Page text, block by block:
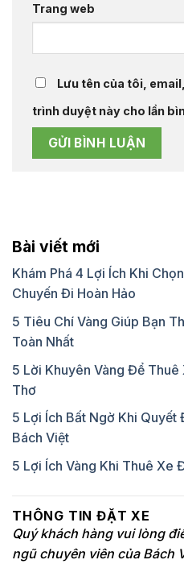
Trang web
Lưu tên của tôi,
trình duyệt này cho lần
Bài viết mới
Khám Phá 4 Lợi Ích Khi
Chuyến Đi Hoàn Hảo
5 Tiêu Chí Vàng Giúp Bạn
Toàn Nhất
5 Lời Khuyên Vàng Để Thuê
Thơ
5 Lợi Ích Bất Ngờ Khi
Bách Việt
5 Lợi Ích Vàng Khi Thuê Xe
THÔNG TIN ĐẶT XE
Quý khách hàng vui lòng
ngũ chuyên viên của Bách